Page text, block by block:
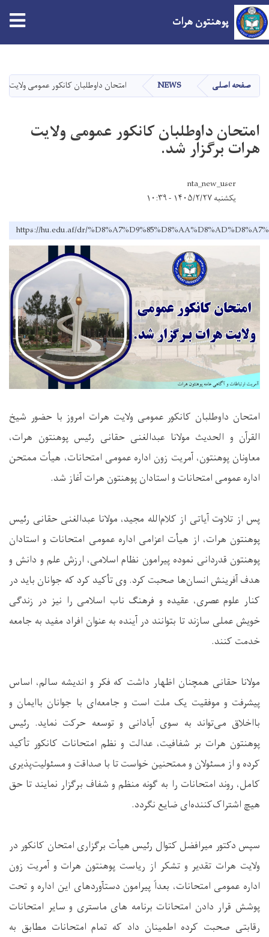
main
content
پوهنتون هرات
صفحه اصلی NEWS امتحان داوطلبان کانکور عمومی ولایت
امتحان داوطلبان کانکور عمومی ولایت
هرات برگزار شد.
nta_new_user
یکشنبه ۱۴۰۵/۲/۲۷ - ۱۰:۳۹
https://hu.edu.af/dr/
امتحان داوطلبان کانکور عمومی ولایت هرات امروز با حضور شیخ
القرآن و الحدیث مولانا عبدالغنی حقانی رئیس پوهنتون هرات،
معاونان پوهنتون، آمریت زون اداره عمومی امتحانات، هیأت ممتحن
اداره عمومی امتحانات و استادان پوهنتون هرات آغاز شد.
پس از تلاوت آیاتی از کلام‌الله مجید، مولانا عبدالغنی حقانی رئیس
پوهنتون هرات، از هیأت اعزامی اداره عمومی امتحانات و استادان
پوهنتون قدردانی نموده پیرامون نظام اسلامی، ارزش علم و دانش و
هدف آفرینش انسان‌ها صحبت کرد. وی تأکید کرد که جوانان باید در
کنار علوم عصری، عقیده و فرهنگ ناب اسلامی را نیز در زندگی
خویش عملی سازند تا بتوانند در آینده به عنوان افراد مفید به جامعه
خدمت کنند.
مولانا حقانی همچنان اظهار داشت که فکر و اندیشه سالم، اساس
پیشرفت و موفقیت یک ملت است و جامعه‌ای با جوانان باایمان و
بااخلاق می‌تواند به سوی آبادانی و توسعه حرکت نماید. رئیس
پوهنتون هرات بر شفافیت، عدالت و نظم امتحانات کانکور تأکید
کرده و از مسئولان و ممتحنین خواست تا با صداقت و مسئولیت‌پذیری
کامل، روند امتحانات را به گونه منظم و شفاف برگزار نمایند تا حق
هیچ اشتراک‌کننده‌ای ضایع نگردد.
سپس دکتور میرافضل کتوال رئیس هیأت برگزاری امتحان کانکور در
ولایت هرات تقدیر و تشکر از ریاست پوهنتون هرات و آمریت زون
اداره عمومی امتحانات، بعداً پیرامون دستآوردهای این اداره و تحت
پوشش قرار دادن امتحانات برنامه های ماستری و سایر امتحانات
رقابتی صحبت کرده اطمینان داد که تمام امتحانات مطابق به